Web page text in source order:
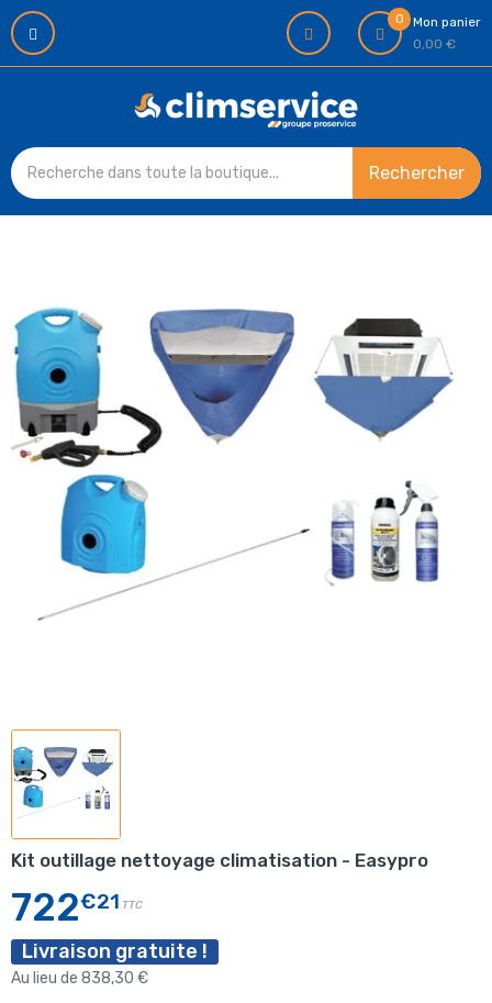
0
Mon panier
0,00 €
Rechercher
Kit outillage nettoyage climatisation - Easypro
722€21 TTC
Livraison gratuite !
Au lieu de 838,30 €